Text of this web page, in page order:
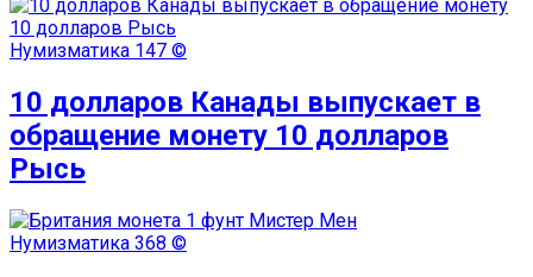
Нумизматика 147 ©
10 долларов Канады выпускает в
обращение монету 10 долларов
Рысь
Нумизматика 368 ©